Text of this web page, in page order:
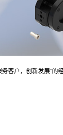
务客户，创新发展”的